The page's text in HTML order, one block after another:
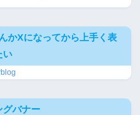
Xになってから上手く表
い
グバナー